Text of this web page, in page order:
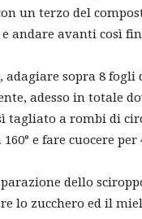
un terzo del
andare avanti così
sopra 8 fogli
adesso in totale
tagliato a rombi di
e fare cuocere
dello
lo zucchero ed il